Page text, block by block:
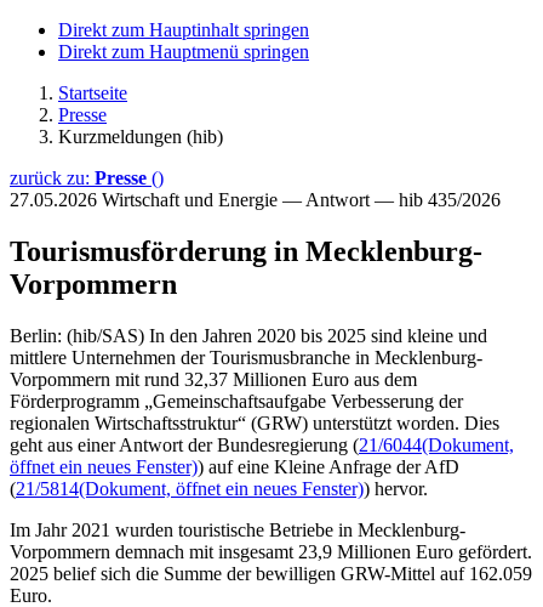
Direkt zum Hauptinhalt springen
Direkt zum Hauptmenü springen
Startseite
Presse
Kurzmeldungen (hib)
zurück zu: Presse ()
27.05.2026 Wirtschaft und Energie — Antwort — hib 435/2026
Tourismusförderung in Mecklenburg-
Vorpommern
Berlin: (hib/SAS) In den Jahren 2020 bis 2025 sind kleine und
mittlere Unternehmen der Tourismusbranche in Mecklenburg-
Vorpommern mit rund 32,37 Millionen Euro aus dem
Förderprogramm „Gemeinschaftsaufgabe Verbesserung der
regionalen Wirtschaftsstruktur“ (GRW) unterstützt worden. Dies
geht aus einer Antwort der Bundesregierung (21/6044(Dokument,
öffnet ein neues Fenster)) auf eine Kleine Anfrage der AfD
(21/5814(Dokument, öffnet ein neues Fenster)) hervor.
Im Jahr 2021 wurden touristische Betriebe in Mecklenburg-
Vorpommern demnach mit insgesamt 23,9 Millionen Euro gefördert.
2025 belief sich die Summe der bewilligen GRW-Mittel auf 162.059
Euro.